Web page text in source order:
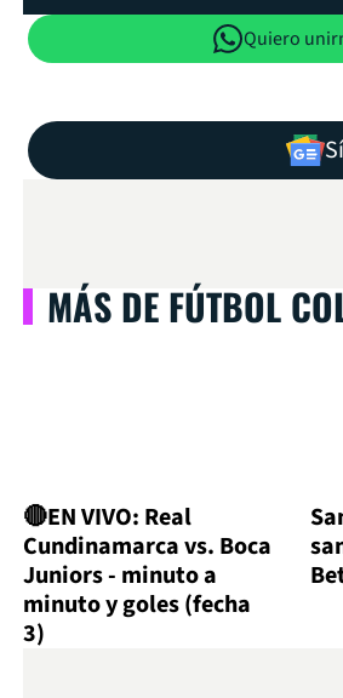
Quiero
MÁS DE FÚTBOL
🔴EN VIVO: Real
Cundinamarca vs. Boca
Juniors - minuto a
minuto y goles (fecha
3)